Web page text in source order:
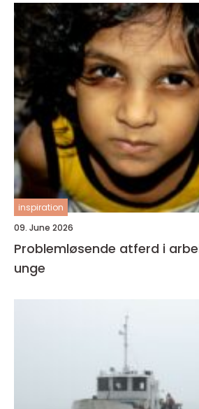
inspiration
09. June 2026
Problemløsende atferd i
unge